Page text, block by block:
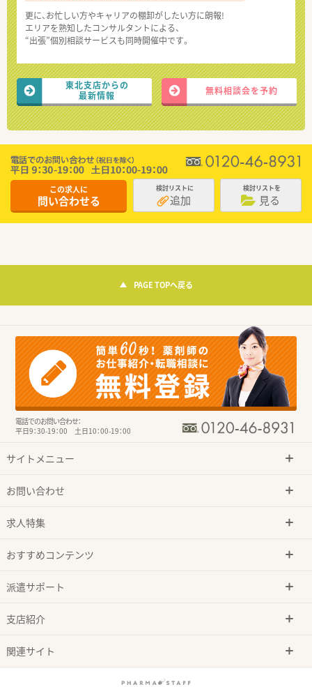
更に、お忙しい方やキャリアの棚卸がしたい方に朗報!
エリアを熟知したコンサルタントによる、
“出張”個別相談サービスも同時開催中です。
東北支店からの
最新情報
無料相談会を予約
この求人に
問い合わせる
検討リストに
追加
検討リストを
見る
PAGE TOPへ戻る
電話でのお問い合わせ：
平日9：30-19：00 土日10：00-19：00
サイトメニュー
お問い合わせ
求人特集
おすすめコンテンツ
派遣サポート
支店紹介
関連サイト